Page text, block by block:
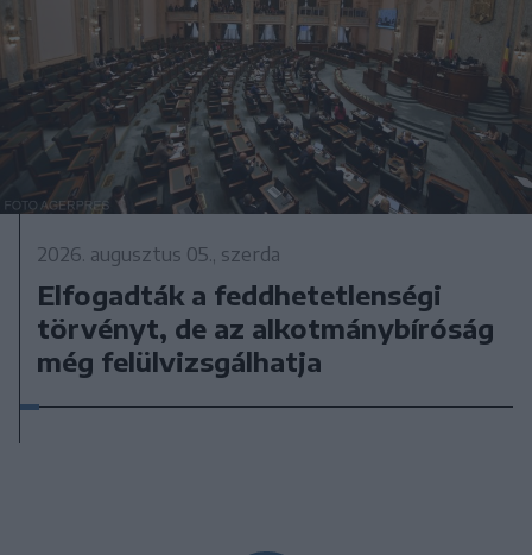
2026. augusztus 05., szerda
Elfogadták a feddhetetlenségi
törvényt, de az alkotmánybíróság
még felülvizsgálhatja